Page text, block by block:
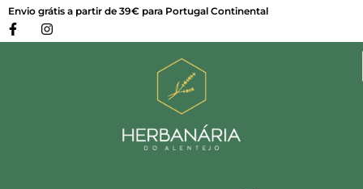
Envio grátis a partir de 39€ para Portugal Continental